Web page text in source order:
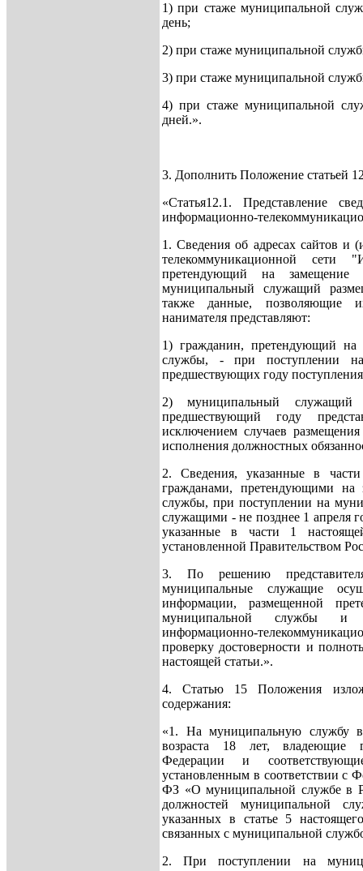
1) при стаже муниципальной
день;
2) при стаже муниципальной
3) при стаже муниципальной
4) при стаже муниципальной
дней.».
3. Дополнить Положение статьей
«Статья12.1. Представление
информационно-
1. Сведения об адресах сайтов и
телекоммуникационной сети
претендующий на замещение
муниципальный служащий
также данные, позволяющие
нанимателя представляют:
1) гражданин, претендующий на
службы, - при поступлении
предшествующих году
2) муниципальный
предшествующий году
исключением случаев
исполнения должностных
2. Сведения, указанные в
гражданами, претендующими на
службы, при поступлении на
служащими - не позднее 1 апреля
указанные в части 1
установленной Правительством
3. По решению
муниципальные служащие
информации, размещенной
муниципальной службы и
информационно-
проверку достоверности и
настоящей статьи.».
4. Статью 15 Положения
содержания:
«1. На муниципальную службу
возраста 18 лет, владеющие
Федерации и
установленным в соответствии с
ФЗ «О муниципальной службе в
должностей муниципальной
указанных в статье 5
связанных с муниципальной
2. При поступлении на